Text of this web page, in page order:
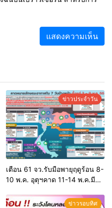
ข่าวประจำวัน
เตือน 61 จว.รับมือพายุฤดูร้อน 8-
10 พ.ค. อุตุฯคาด 11-14 พ.ค.มีฝน
ข่าวรอบทิศ